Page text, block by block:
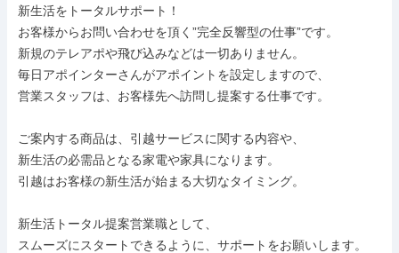
新生活をトータルサポート！
お客様からお問い合わせを頂く”完全反響型の仕事”です。
新規のテレアポや飛び込みなどは一切ありません。
毎日アポインターさんがアポイントを設定しますので、
営業スタッフは、お客様先へ訪問し提案する仕事です。
ご案内する商品は、引越サービスに関する内容や、
新生活の必需品となる家電や家具になります。
引越はお客様の新生活が始まる大切なタイミング。
新生活トータル提案営業職として、
スムーズにスタートできるように、サポートをお願いします。